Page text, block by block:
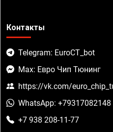
Контакты
Telegram: EuroCT_bot
Max: Евро Чип Тюнинг
https://vk.com/
WhatsApp: +79317082148
+7 938 208-11-77